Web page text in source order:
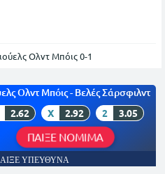
Ολντ Μπόις 0-1
Ολντ Μπόις - Βελές Σάρσφιλντ
2.62 X 2.92 2 3.05
ΠΑΙΞΕ ΝΟΜΙΜΑ
ΥΠΕΥΘΥΝΑ